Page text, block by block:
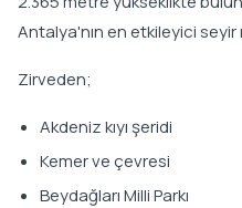
Antalya'nın en etkileyici seyir
Zirveden;
Akdeniz kıyı şeridi
Kemer ve çevresi
Beydağları Milli Parkı